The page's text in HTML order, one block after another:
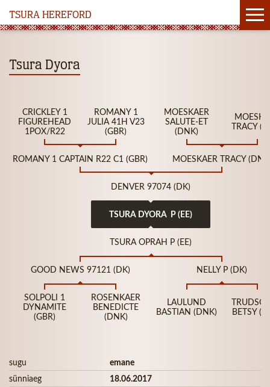
TSURA HEREFORD
Tsura Dyora
CRICKLEY 1
FIGUREHEAD
1POX/R22
ROMANY 1
JULIA 41H V23
(GBR)
MOESKAER
SALUTE-ET
(DNK)
TRACY
ROMANY 1 CAPTAIN R22 C1 (GBR) MOESKAER TRACY
DENVER 97074 (DK)
TSURA DYORA P (EE)
TSURA OPRAH P (EE)
GOOD NEWS 97121 (DK) NELLY P (DK)
SOLPOLI 1
DYNAMITE
(GBR)
ROSENKAER
BENEDICTE
(DNK)
LAULUND
BASTIAN (DNK)
BETSY
sugu
emane
sünniaeg
18.06.2017